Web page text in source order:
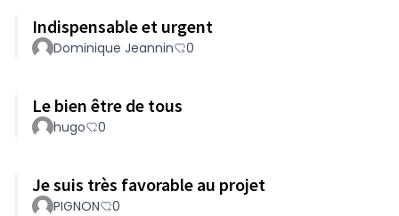
Indispensable et urgent
Dominique Jeannin 0
Le bien être de tous
hugo 0
Je suis très favorable au projet
PIGNON 0